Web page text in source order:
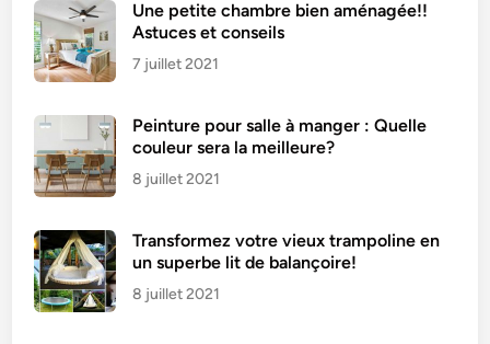
é
Une petite chambre bien aménagée!!
Astuces et conseils
7 juillet 2021
Peinture pour salle à manger : Quelle
couleur sera la meilleure?
8 juillet 2021
Transformez votre vieux trampoline en
un superbe lit de balançoire!
8 juillet 2021